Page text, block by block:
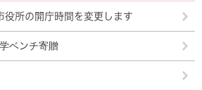
所の開庁時間を変更します
ベンチ寄贈